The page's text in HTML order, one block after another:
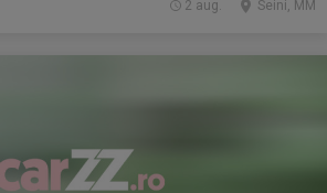
Seini, MM
2 aug.